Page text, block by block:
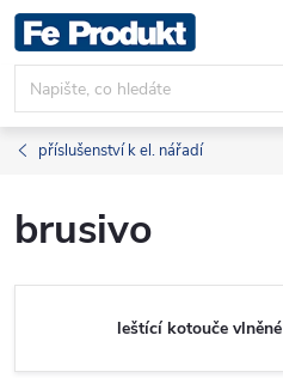
Přejít
na
obsah
příslušenství k el. nářadí
brusivo
leštící kotouče vlněné